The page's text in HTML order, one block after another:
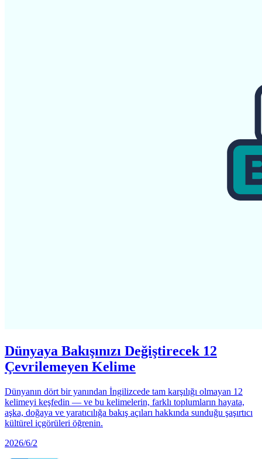
Dünyaya Bakışınızı Değiştirecek 12
Çevrilemeyen Kelime
Dünyanın dört bir yanından İngilizcede tam karşılığı olmayan 12
kelimeyi keşfedin — ve bu kelimelerin, farklı toplumların hayata,
aşka, doğaya ve yaratıcılığa bakış açıları hakkında sunduğu şaşırtıcı
kültürel içgörüleri öğrenin.
2026/6/2